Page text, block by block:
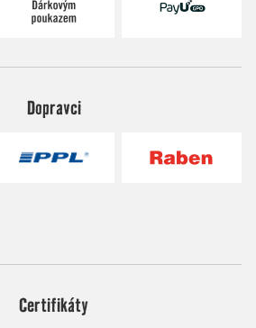
Dopravci
Certifikáty